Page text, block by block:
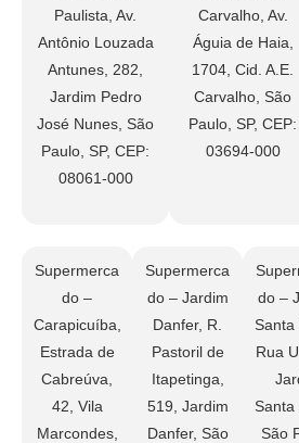
Paulista, Av.
Antônio Louzada
Antunes, 282,
Jardim Pedro
José Nunes, São
Paulo, SP, CEP:
08061-000
Carvalho, Av.
Águia de Haia,
1704, Cid. A.E.
Carvalho, São
Paulo, SP, CEP:
03694-000
Supermerca
do –
Carapicuíba,
Estrada de
Cabreúva,
42, Vila
Marcondes,
Supermerca
do – Jardim
Danfer, R.
Pastoril de
Itapetinga,
519, Jardim
Danfer, São
do –
Santa
Rua
Santa
São